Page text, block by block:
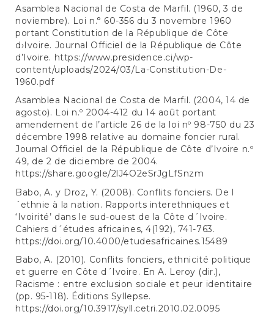
Asamblea Nacional de Costa de Marfil. (1960, 3 de
noviembre). Loi n.° 60-356 du 3 novembre 1960
portant Constitution de la République de Côte
d›Ivoire. Journal Officiel de la République de Côte
d’Ivoire. https://www.presidence.ci/wp-
content/uploads/2024/03/La-Constitution-De-
1960.pdf
Asamblea Nacional de Costa de Marfil. (2004, 14 de
agosto). Loi n.º 2004-412 du 14 août portant
amendement de l’article 26 de la loi nº 98-750 du 23
décembre 1998 relative au domaine foncier rural.
Journal Officiel de la République de Côte d’Ivoire n.º
49, de 2 de diciembre de 2004.
https://share.google/2lJ4O2eSrJgLfSnzm
Babo, A. y Droz, Y. (2008). Conflits fonciers. De l
´ethnie à la nation. Rapports interethniques et
‘Ivoirité’ dans le sud-ouest de la Côte d´Ivoire.
Cahiers d´études africaines, 4(192), 741-763.
https://doi.org/10.4000/etudesafricaines.15489
Babo, A. (2010). Conflits fonciers, ethnicité politique
et guerre en Côte d´Ivoire. En A. Leroy (dir.),
Racisme : entre exclusion sociale et peur identitaire
(pp. 95-118). Éditions Syllepse.
https://doi.org/10.3917/syll.cetri.2010.02.0095